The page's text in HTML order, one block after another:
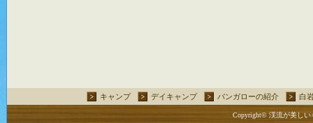
キャンプ デイキャンプ バンガローの紹介 白
Copyright© 渓流が美しい